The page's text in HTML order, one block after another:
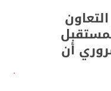
أن